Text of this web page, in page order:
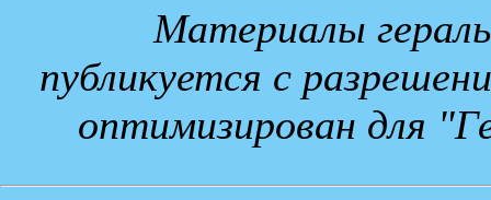
Материалы
публикуется с
оптимизирован для